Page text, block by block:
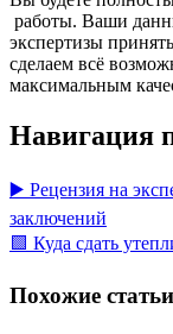
работы. Ваши
экспертизы
сделаем всё
максимальным
Навигация
▶️ Рецензия на
заключений
🟩 Куда сдать
Похожие статьи